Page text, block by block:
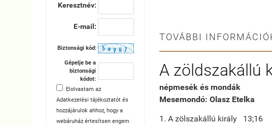
Keresztnév:
E-mail:
Biztonsági kód:
Gépelje be a
biztonsági
kódot:
Elolvastam az
Adatkezelési tájékoztatót és
hozzájárulok ahhoz, hogy a
webáruház értesítsen engem
TOVÁBBI
A zöldszakállú
népmesék és mondák
Mesemondó: Olasz Etelka
1. A zölszakállú király 13;16